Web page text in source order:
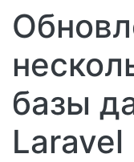
базы
Laravel